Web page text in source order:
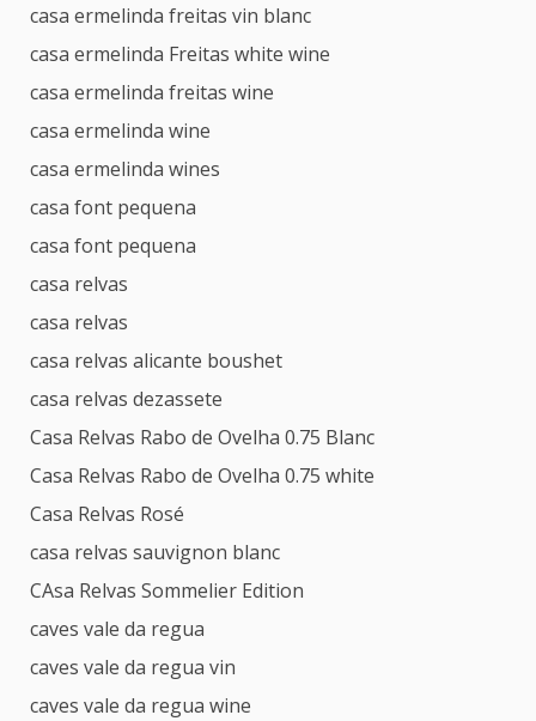
casa ermelinda freitas vin blanc
casa ermelinda Freitas white wine
casa ermelinda freitas wine
casa ermelinda wine
casa ermelinda wines
casa font pequena
casa font pequena
casa relvas
casa relvas
casa relvas alicante boushet
casa relvas dezassete
Casa Relvas Rabo de Ovelha 0.75 Blanc
Casa Relvas Rabo de Ovelha 0.75 white
Casa Relvas Rosé
casa relvas sauvignon blanc
CAsa Relvas Sommelier Edition
caves vale da regua
caves vale da regua vin
caves vale da regua wine